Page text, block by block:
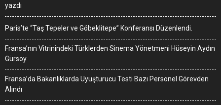
yazdı
Paris’te “Taş Tepeler ve Göbeklitepe” Konferansı Düzenlendi.
Fransa’nın Vitrinindeki Türklerden Sinema Yönetmeni Hüseyin Aydın
Gürsoy
Fransa’da Bakanlıklarda Uyuşturucu Testi Bazı Personel Görevden
Alındı